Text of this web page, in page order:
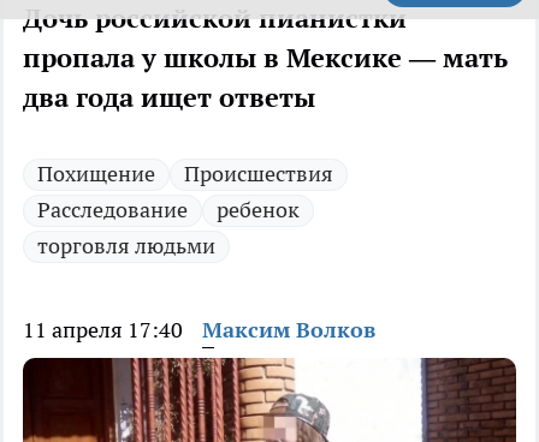
Дочь российской пианистки
пропала у школы в Мексике — мать
два года ищет ответы
Похищение
Происшествия
Расследование
ребенок
торговля людьми
11 апреля 17:40 Максим Волков